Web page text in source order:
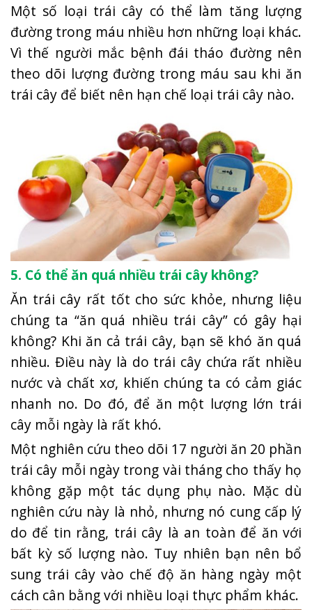
Một số loại trái cây có thể làm tăng lượng
đường trong máu nhiều hơn những loại khác.
Vì thế người mắc bệnh đái tháo đường nên
theo dõi lượng đường trong máu sau khi ăn
trái cây để biết nên hạn chế loại trái cây nào.
5. Có thể ăn quá nhiều trái cây không?
Ăn trái cây rất tốt cho sức khỏe, nhưng liệu
chúng ta “ăn quá nhiều trái cây” có gây hại
không? Khi ăn cả trái cây, bạn sẽ khó ăn quá
nhiều. Điều này là do trái cây chứa rất nhiều
nước và chất xơ, khiến chúng ta có cảm giác
nhanh no. Do đó, để ăn một lượng lớn trái
cây mỗi ngày là rất khó.
Một nghiên cứu theo dõi 17 người ăn 20 phần
trái cây mỗi ngày trong vài tháng cho thấy họ
không gặp một tác dụng phụ nào. Mặc dù
nghiên cứu này là nhỏ, nhưng nó cung cấp lý
do để tin rằng, trái cây là an toàn để ăn với
bất kỳ số lượng nào. Tuy nhiên bạn nên bổ
sung trái cây vào chế độ ăn hàng ngày một
cách cân bằng với nhiều loại thực phẩm khác.